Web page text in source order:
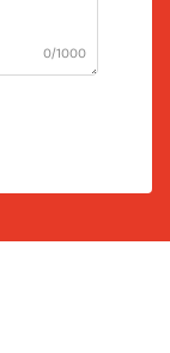
0/1000